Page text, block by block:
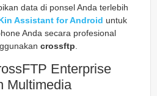
data di ponsel Anda terlebih
Assistant for Android untuk
Anda secara profesional
crossftp
Enterprise
Multimedia